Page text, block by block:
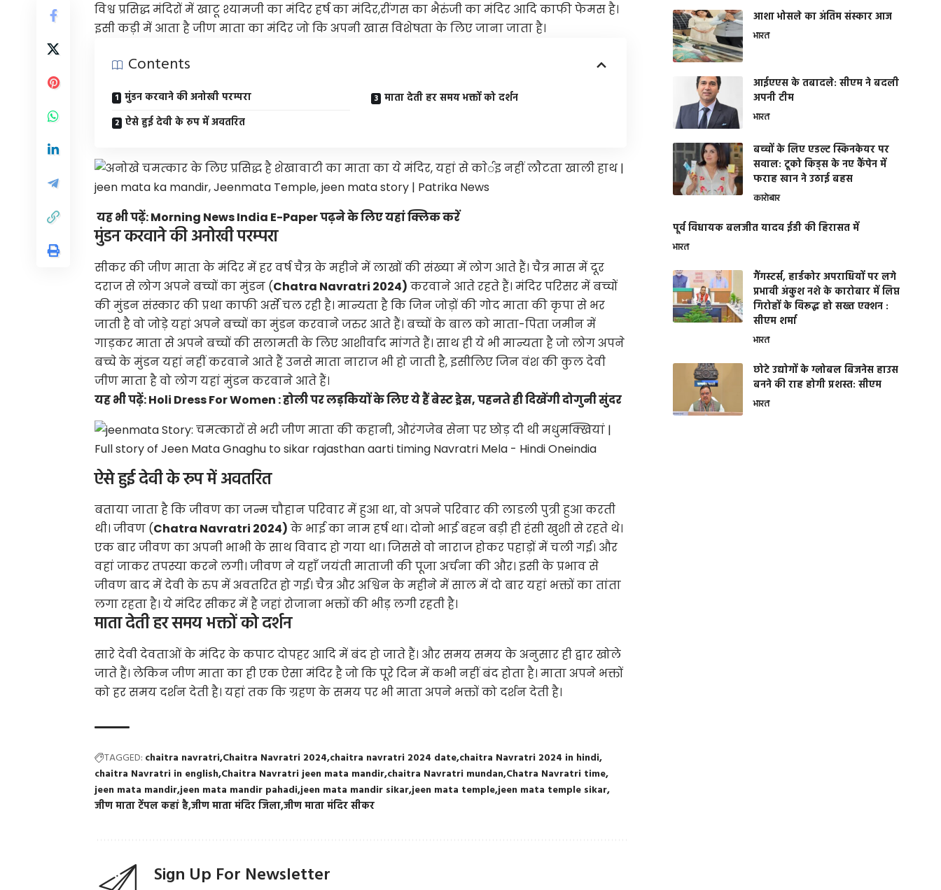
विश्व प्रसिद्ध मंदिरों में खाटू श्यामजी का मंदिर हर्ष का मंदिर,रींगस का भैरुंजी का मंदिर आदि काफी फेमस है।
इसी कड़ी में आता है जीण माता का मंदिर जो कि अपनी खास विशेषता के लिए जाना जाता है।
Contents
मुंडन करवाने की अनोखी परम्परा
ऐसे हुई देवी के रुप में अवतरित
माता देती हर समय भक्तों को दर्शन
यह भी पढ़ें:Morning News India E-Paper पढ़ने के लिए यहां क्लिक करें
मुंडन करवाने की अनोखी परम्परा
सीकर की जीण माता के मंदिर में हर वर्ष चैत्र के महीने में लाखों की संख्या में लोग आते हैं। चैत्र मास में दूर
दराज से लोग अपने बच्चों का मुंडन (Chatra Navratri 2024) करवाने आते रहते हैं। मंदिर परिसर में बच्चों
की मुंडन संस्कार की प्रथा काफी अर्से चल रही है। मान्यता है कि जिन जोड़ों की गोद माता की कृपा से भर
जाती है वो जोड़े यहां अपने बच्चों का मुंडन करवाने जरुर आते हैं। बच्चों के बाल को माता-पिता जमीन में
गाड़कर माता से अपने बच्चों की सलामती के लिए आशीर्वाद मांगते हैं। साथ ही ये भी मान्यता है जो लोग अपने
बच्चे के मुंडन यहां नहीं करवाने आते हैं उनसे माता नाराज भी हो जाती है, इसीलिए जिन वंश की कुल देवी
जीण माताहै वो लोग यहां मुंडन करवाने आते हैं।
यह भी पढ़ें:Holi Dress For Women : होली पर लड़कियों के लिए ये हैं बेस्ट ड्रेस, पहनते ही दिखेंगी दोगुनी सुंदर
ऐसे हुई देवी के रुप में अवतरित
बताया जाता है कि जीवण का जन्म चौहान परिवार में हुआ था, वो अपने परिवार की लाडली पुत्री हुआ करती
थी। जीवण (Chatra Navratri 2024) के भाई का नाम हर्ष था। दोनो भाई बहन बड़ी ही हंसी खुशी से रहते थे।
एक बार जीवण का अपनी भाभी के साथ विवाद हो गया था। जिससे वो नाराज होकर पहाड़ों में चली गई। और
वहां जाकर तपस्या करने लगी। जीवण ने यहाँ जयंती माताजी की पूजा अर्चना की और। इसी के प्रभाव से
जीवण बाद में देवी के रुप में अवतरित हो गई। चैत्र और अश्विन के महीने में साल में दो बार यहां भक्तों का तांता
लगा रहता है। ये मंदिर सीकर में है जहां रोजाना भक्तों की भीड़ लगी रहती है।
माता देती हर समय भक्तों को दर्शन
सारे देवी देवताओं के मंदिर के कपाट दोपहर आदि में बंद हो जाते हैं। और समय समय के अनुसार ही द्वार खोले
जाते हैं। लेकिन जीण माता का ही एक ऐसा मंदिर है जो कि पूरे दिन में कभी नहीं बंद होता है। माता अपने भक्तों
को हर समय दर्शन देती है। यहां तक कि ग्रहण के समय पर भी माता अपने भक्तों को दर्शन देती है।
TAGGED: chaitra navratri Chaitra Navratri 2024 chaitra navratri 2024 date chaitra Navratri 2024 in hindi
chaitra Navratri in english Chaitra Navratri jeen mata mandir chaitra Navratri mundan Chatra Navratri time
jeen mata mandirjeen mata mandir pahadijeen mata mandir sikarjeen mata templejeen mata temple sikar
जीण माता टेंपल कहां हैजीण माता मंदिर जिलाजीण माता मंदिर सीकर
Sign Up For Newsletter
आशा भोसले का अंतिम संस्कार आज
भारत
आईएएस के तबादले: सीएम ने बदली
अपनी टीम
भारत
बच्चों के लिए एडल्ट स्किनकेयर पर
सवाल: टूको किड्स के नए कैंपेन में
फराह खान ने उठाई बहस
कारोबार
पूर्व विधायक बलजीत यादव ईडी की हिरासत में
भारत
गैंगस्टर्स, हार्डकोर अपराधियों पर लगे
प्रभावी अंकुश नशे के कारोबार में लिप्त
गिरोहों के विरूद्ध हो सख्त एक्शन :
सीएम शर्मा
भारत
छोटे उद्योगों के ग्लोबल बिजनेस हाउस
बनने की राह होगी प्रशस्त: सीएम
भारत